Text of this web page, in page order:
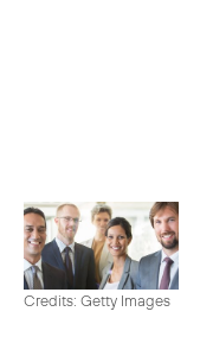
Credits: Getty Images